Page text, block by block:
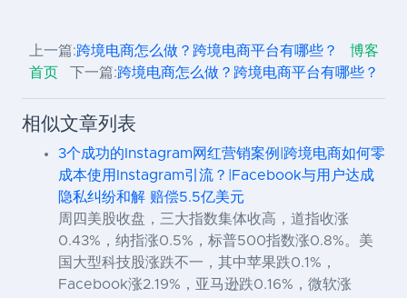
上一篇:跨境电商怎么做？跨境电商平台有哪些？
博客
首页
下一篇:跨境电商怎么做？跨境电商平台有哪些？
相似文章列表
3个成功的Instagram网红营销案例|跨境电商如何零
成本使用Instagram引流？|Facebook与用户达成
隐私纠纷和解 赔偿5.5亿美元
周四美股收盘，三大指数集体收高，道指收涨
0.43%，纳指涨0.5%，标普500指数涨0.8%。美
国大型科技股涨跌不一，其中苹果跌0.1%，
Facebook涨2.19%，亚马逊跌0.16%，微软涨